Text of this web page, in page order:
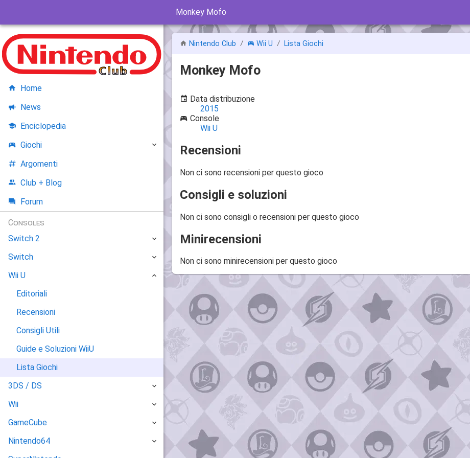
Monkey Mofo
Nintendo Club Wii U Lista Giochi
Monkey Mofo
Data distribuzione
2015
Console
Wii U
Recensioni
Non ci sono recensioni per questo gioco
Consigli e soluzioni
Non ci sono consigli o recensioni per questo gioco
Minirecensioni
Non ci sono minirecensioni per questo gioco
Home
News
Enciclopedia
Giochi
Argomenti
Club + Blog
Forum
Consoles
Switch 2
Switch
Wii U
Editoriali
Recensioni
Consigli Utili
Guide e Soluzioni WiiU
Lista Giochi
3DS / DS
Wii
GameCube
Nintendo64